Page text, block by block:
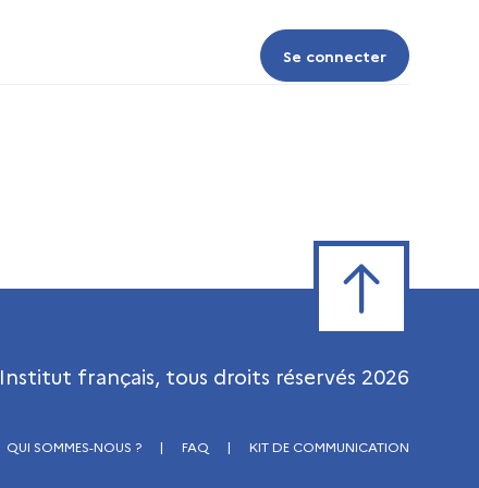
Se connecter
Se connecter
Institut français, tous droits réservés 2026
QUI SOMMES-NOUS ? | FAQ | KIT DE COMMUNICATION